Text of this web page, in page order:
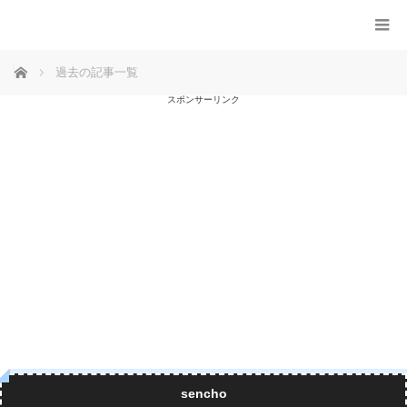
ホーム 過去の記事一覧
スポンサーリンク
sencho